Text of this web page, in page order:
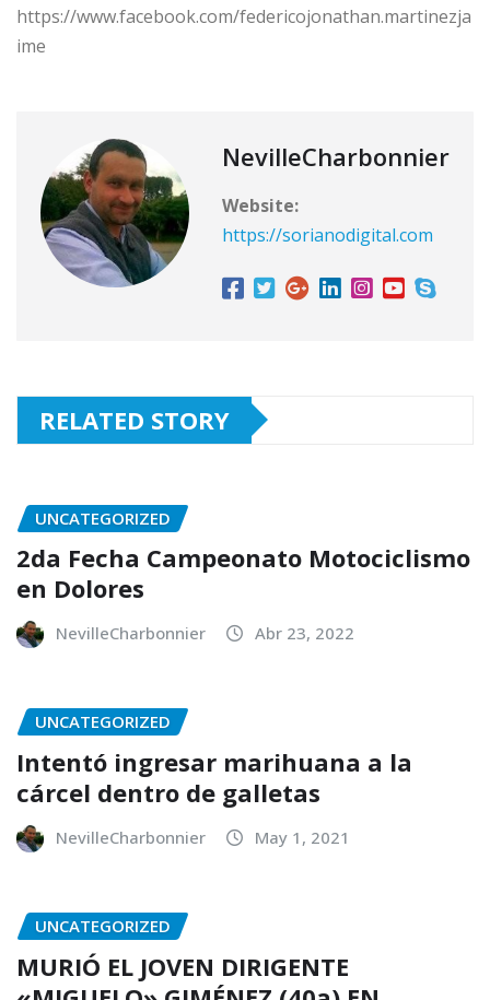
https://www.facebook.com/federicojonathan.martinezja
ime
NevilleCharbonnier
Website:
https://sorianodigital.com
RELATED STORY
UNCATEGORIZED
2da Fecha Campeonato Motociclismo
en Dolores
NevilleCharbonnier Abr 23, 2022
UNCATEGORIZED
Intentó ingresar marihuana a la
cárcel dentro de galletas
NevilleCharbonnier May 1, 2021
UNCATEGORIZED
MURIÓ EL JOVEN DIRIGENTE